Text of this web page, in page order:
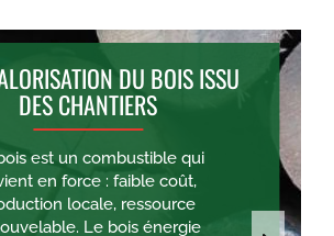
DU BOIS ISSU
DES CHANTIERS
est un combustible qui
en force : faible coût,
locale, ressource
Le bois énergie